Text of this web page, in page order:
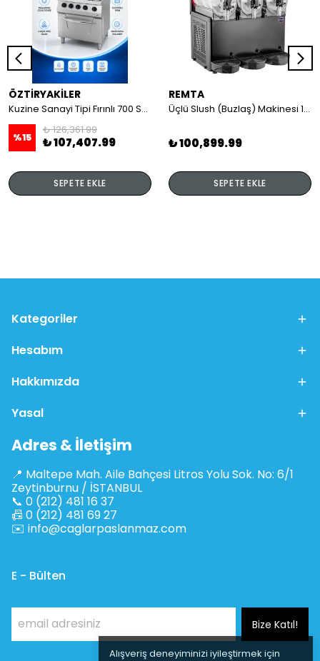
Alışveriş deneyiminizi iyileştirmek için
ÖZTİRYAKİLER
Kuzine Sanayi Tipi Fırınlı 700 Seri Gazlı 4 Açık Ateş 80x70x85 (Lp)-2X6Kw+2X7,5Kw+6Kw Elektrikli Fırın
%15
₺ 126,361.99
₺ 107,407.99
SEPETE EKLE
REMTA
Üçlü Slush (Buzlaş) Makinesi 12+12+12 lt
₺ 100,899.99
SEPETE EKLE
Kategoriler
Hesabım
Hakkımızda
Yasal
Adres & İletişim
📍 Maltepe Mah. Aile Bahçesi Litros Yolu Sok. No: 6/1
Zeytinburnu / İSTANBUL
📞 0 (212) 481 16 37
📠 0 (212) 481 69 27
✉️ info@caglarpaslanmaz.com
E - Bülten
Bize Katıl!